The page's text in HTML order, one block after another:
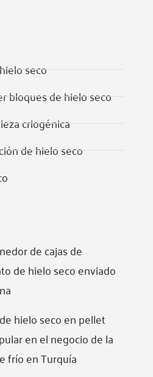
seco
bloques de hielo seco
criogénica
de hielo seco
de cajas de
de hielo seco enviado
hielo seco en pellet
en el negocio de la
frío en Turquía